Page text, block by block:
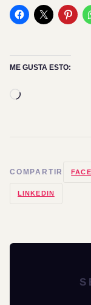
ME GUSTA ESTO:
Cargando...
COMPARTIR
LINKEDIN